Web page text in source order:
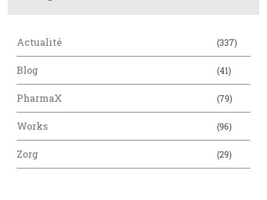
Actualité (337)
Blog (41)
PharmaX (79)
Works (96)
Zorg (29)